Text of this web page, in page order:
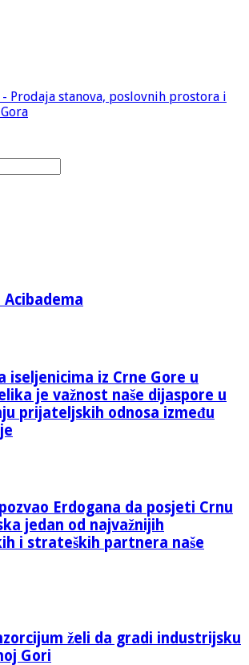
iseljenicima iz Crne Gore u
je važnost naše dijaspore u
prijateljskih odnosa između
Erdogana da posjeti Crnu
jedan od najvažnijih
i strateških partnera naše
želi da gradi industrijsku
Gori